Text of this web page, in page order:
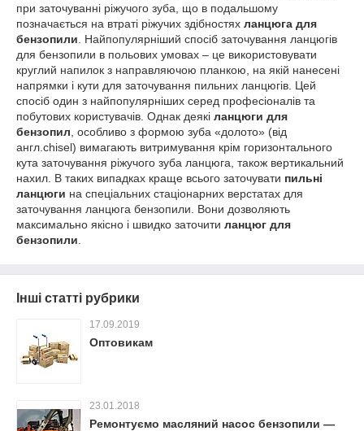
при заточуванні ріжучого зуба, що в подальшому
позначається на втраті ріжучих здібностях ланцюга для
бензопили . Найпопулярніший спосіб заточування ланцюгів
для бензопили в польових умовах – це використовувати
круглий напилок з направляючою планкою, на якій нанесені
напрямки і кути для заточування пильних ланцюгів. Цей
спосіб один з найпопулярніших серед професіоналів та
побутових користувачів. Однак деякі ланцюги для
бензопил , особливо з формою зуба «долото» (від
англ.chisel) вимагають витримування крім горизонтального
кута заточування ріжучого зуба ланцюга, також вертикальний
нахил. В таких випадках краще всього заточувати пильні
ланцюги на спеціальних стаціонарних верстатах для
заточування ланцюга бензопили. Вони дозволяють
максимально якісно і швидко заточити ланцюг для
бензопили
Інші статті рубрики
17.09.2019
Оптовикам
23.01.2018
Ремонтуємо масляний насос бензопили —